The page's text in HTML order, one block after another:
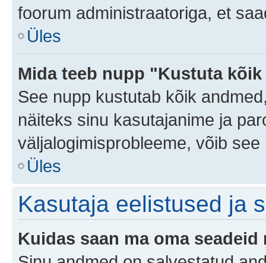
foorum administraatoriga, et
Üles
Mida teeb nupp "Kustuta
See nupp kustutab kõik
näiteks sinu kasutajanime ja
väljalogimisprobleeme, võib see
Üles
Kasutaja eelistused ja
Kuidas saan ma oma seadeid